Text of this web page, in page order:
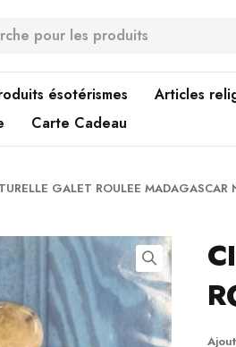
ésotérismes Articles
Carte Cadeau
GALET ROULEE MADAGASCAR